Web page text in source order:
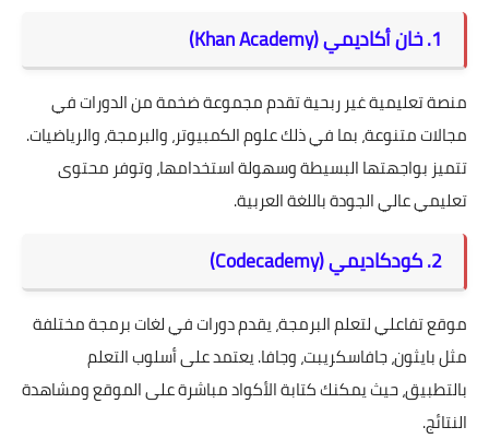
منصة تعليمية غير ربحية تقدم مجموعة ضخمة من الدورات في
مجالات متنوعة، بما في ذلك علوم الكمبيوتر، والبرمجة، والرياضيات.
تتميز بواجهتها البسيطة وسهولة استخدامها، وتوفر محتوى
تعليمي عالي الجودة باللغة العربية.
موقع تفاعلي لتعلم البرمجة، يقدم دورات في لغات برمجة مختلفة
مثل بايثون، جافاسكريبت، وجافا. يعتمد على أسلوب التعلم
بالتطبيق، حيث يمكنك كتابة الأكواد مباشرة على الموقع ومشاهدة
النتائج.